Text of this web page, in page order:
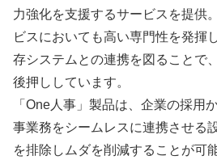
力強化を支援するサービスを提供
ビスにおいても高い専門性を発揮
存システムとの連携を図ることで
後押ししています。
「One人事」製品は、企業の採用
事業務をシームレスに連携させる
を排除しムダを削減することが可